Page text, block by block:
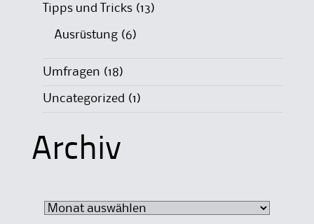
Tipps und Tricks(13)
Ausrüstung(6)
Umfragen (18)
Uncategorized (1)
Archiv